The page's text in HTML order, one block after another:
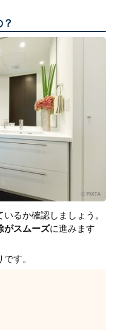
るか確認しましょう。
がスムーズに進みます
す。